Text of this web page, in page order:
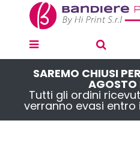
SAREMO CHIUSI
AGOSTO
Tutti gli ordini
verranno evasi entro